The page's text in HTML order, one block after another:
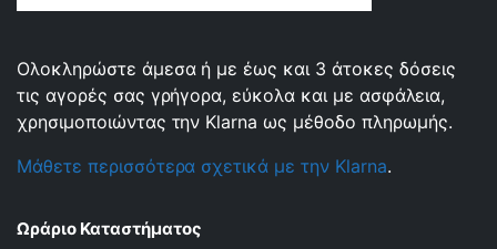
Ολοκληρώστε άμεσα ή με έως και 3 άτοκες δόσεις
τις αγορές σας γρήγορα, εύκολα και με ασφάλεια,
χρησιμοποιώντας την Klarna ως μέθοδο πληρωμής.
Μάθετε περισσότερα σχετικά με την Klarna.
Ωράριο Καταστήματος